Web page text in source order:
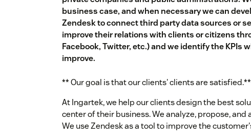
business case, and when necessary we can
Zendesk to connect third party data sources or
improve their relations with clients or citizens
Facebook, Twitter, etc.) and we identify the KPIs
improve.
** Our goal is that our clients' clients are satisfied.**
At Ingartek, we help our clients design the best
center of their business. We analyze, propose,
We use Zendesk as a tool to improve the